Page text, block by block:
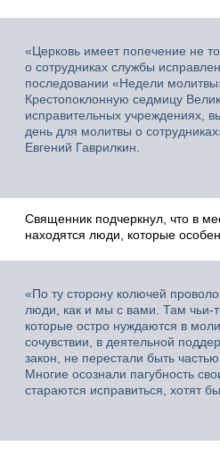
«Церковь имеет попечение не
о сотрудниках службы
последовании «Недели
Крестопоклонную седмицу
исправительных учреждениях,
день для молитвы о
Евгений Гаврилкин.
Священник подчеркнул, что в
находятся люди, которые
«По ту сторону колючей
люди, как и мы с вами. Там чьи-
которые остро нуждаются в
сочувствии, в деятельной
закон, не перестали быть
Многие осознали пагубность
стараются исправиться, хотят